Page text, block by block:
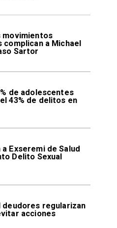
movimientos
a Michael
Sartor
de adolescentes
43% de delitos en
a Exseremi de Salud
Delito Sexual
deudores regularizan
acciones